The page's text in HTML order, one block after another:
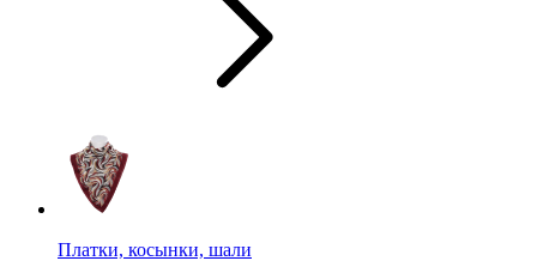
Платки, косынки, шали